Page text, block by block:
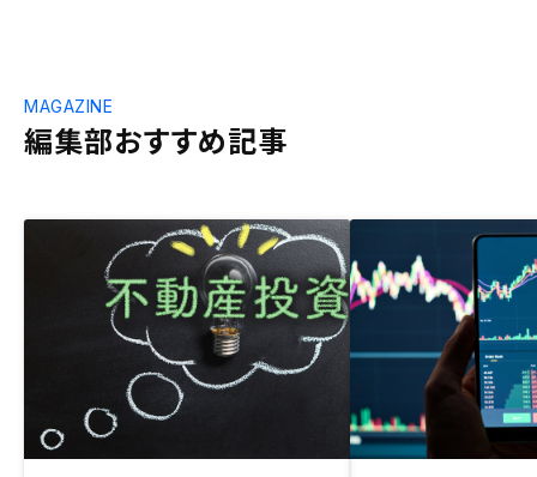
編集部おすすめ記事
MAGAZINE